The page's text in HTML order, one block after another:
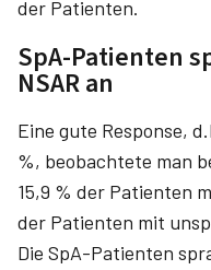
der Patienten.
SpA-Patienten
NSAR an
Eine gute Response,
%, beobachtete man
15,9 % der Patienten
der Patienten mit
Die SpA-Patienten